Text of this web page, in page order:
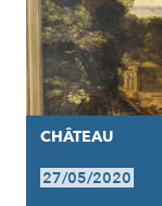
CHÂTEAU
27/05/2020